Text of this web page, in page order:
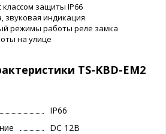
защиты IP66
звуковая индикация
режимы работы реле замка
на улице
TS-KBD-EM2
IP66
DC 12В